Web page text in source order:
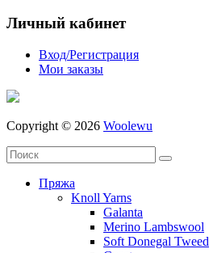
Личный кабинет
Вход/Регистрация
Мои заказы
Copyright © 2026 Woolewu
Пряжа
Knoll Yarns
Galanta
Merino Lambswool
Soft Donegal Tweed